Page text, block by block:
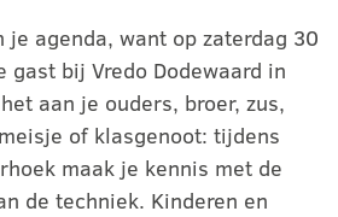
je agenda, want op zaterdag 30
gast bij Vredo Dodewaard in
aan je ouders, broer, zus,
of klasgenoot: tijdens
maak je kennis met de
de techniek. Kinderen en